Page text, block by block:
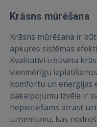
Krāsns mūrēšana
Krāsns mūrēšana ir
apkures sistēmas
Kvalitatīvi izbūvēta
vienmērīgu
komfortu un enerģijas
pakalpojumu izvēle ir
nepieciešams atrast
uzņēmumu, kas